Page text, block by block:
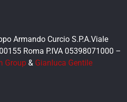
Armando Curcio S.P.A.Viale
Roma P.IVA 05398071000 –
Group & Gianluca Gentile